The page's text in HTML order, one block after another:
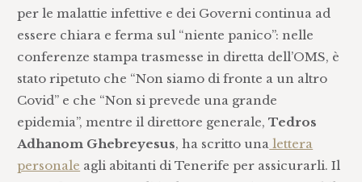
per le malattie infettive e dei Governi continua ad
essere chiara e ferma sul “niente panico”: nelle
conferenze stampa trasmesse in diretta dell’OMS, è
stato ripetuto che “Non siamo di fronte a un altro
Covid” e che “Non si prevede una grande
epidemia”, mentre il direttore generale,Tedros
Adhanom Ghebreyesus, ha scritto una lettera
personale agli abitanti di Tenerife per assicurarli. Il